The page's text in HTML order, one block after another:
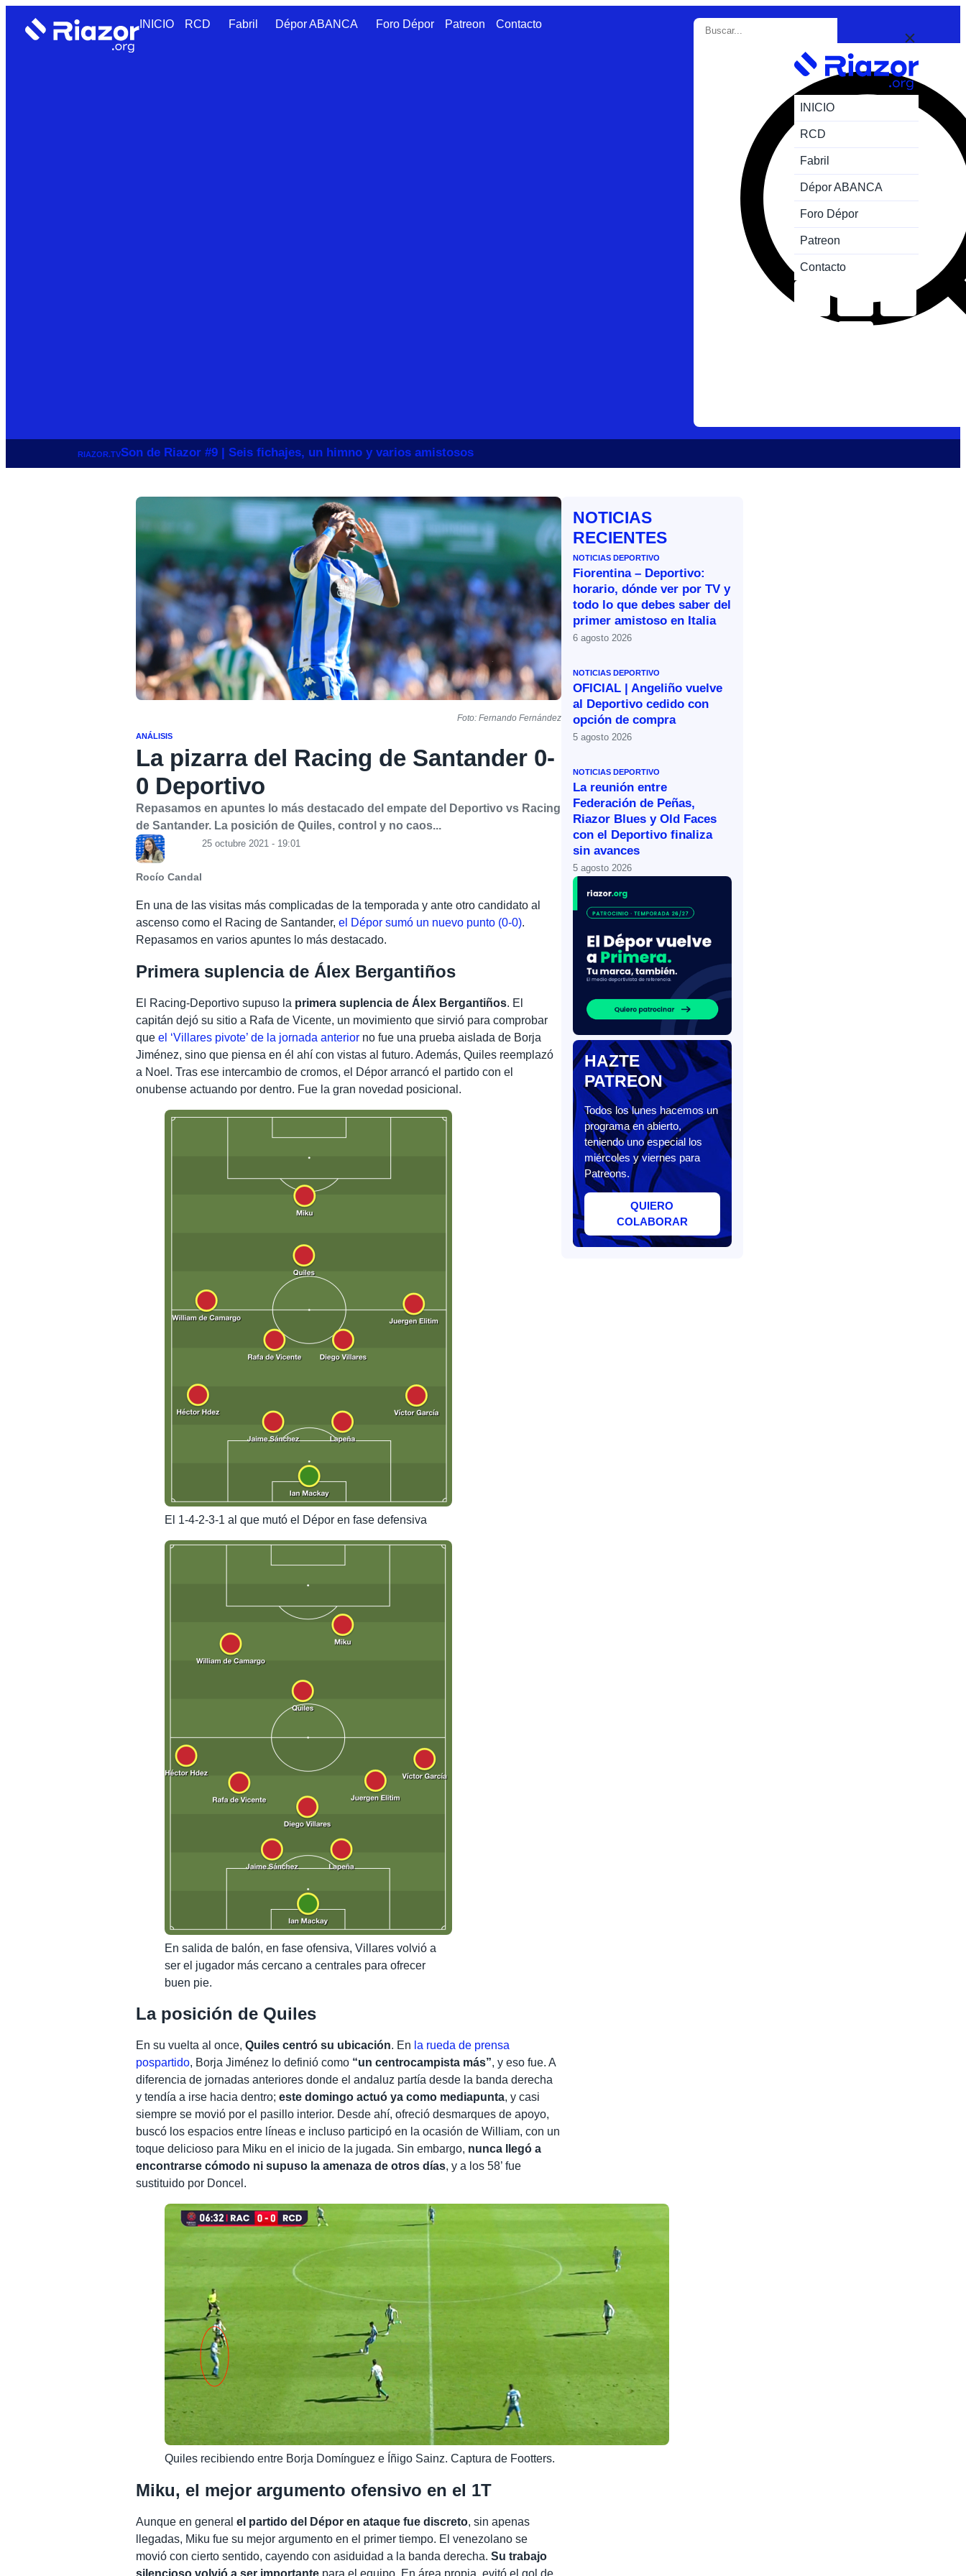
INICIO RCD Fabril Dépor ABANCA Foro Dépor Patreon Contacto
INICIO
RCD
Fabril
Dépor ABANCA
Foro Dépor
Patreon
Contacto
RIAZOR.TVSon de Riazor #9 | Seis fichajes, un himno y varios amistosos
Foto: Fernando Fernández
ANÁLISIS
La pizarra del Racing de Santander 0-
0 Deportivo
Repasamos en apuntes lo más destacado del empate del Deportivo vs Racing
de Santander. La posición de Quiles, control y no caos...
Rocío Candal
25 octubre 2021 - 19:01
En una de las visitas más complicadas de la temporada y ante otro candidato al
ascenso como el Racing de Santander,el Dépor sumó un nuevo punto (0-0).
Repasamos en varios apuntes lo más destacado.
Primera suplencia de Álex Bergantiños
El Racing-Deportivo supuso la primera suplencia de Álex Bergantiños. El
capitán dejó su sitio a Rafa de Vicente, un movimiento que sirvió para comprobar
queel ‘Villares pivote’ de la jornada anterior no fue una prueba aislada de Borja
Jiménez, sino que piensa en él ahí con vistas al futuro. Además, Quiles reemplazó
a Noel. Tras ese intercambio de cromos, el Dépor arrancó el partido con el
onubense actuando por dentro. Fue la gran novedad posicional.
El 1-4-2-3-1 al que mutó el Dépor en fase defensiva
En salida de balón, en fase ofensiva, Villares volvió a
ser el jugador más cercano a centrales para ofrecer
buen pie.
La posición de Quiles
En su vuelta al once,Quiles centró su ubicación. En la rueda de prensa
pospartido, Borja Jiménez lo definió como “un centrocampista más”, y eso fue. A
diferencia de jornadas anteriores donde el andaluz partía desde la banda derecha
y tendía a irse hacia dentro;este domingo actuó ya como mediapunta, y casi
siempre se movió por el pasillo interior. Desde ahí, ofreció desmarques de apoyo,
buscó los espacios entre líneas e incluso participó en la ocasión de William, con un
toque delicioso para Miku en el inicio de la jugada. Sin embargo, nunca llegó a
encontrarse cómodo ni supuso la amenaza de otros días, y a los 58’ fue
sustituido por Doncel.
Quiles recibiendo entre Borja Domínguez e Íñigo Sainz. Captura de Footters.
Miku, el mejor argumento ofensivo en el 1T
Aunque en generalel partido del Dépor en ataque fue discreto, sin apenas
llegadas, Miku fue su mejor argumento en el primer tiempo. El venezolano se
movió con cierto sentido, cayendo con asiduidad a la banda derecha.Su trabajo
NOTICIAS
RECIENTES
NOTICIAS DEPORTIVO
Fiorentina – Deportivo:
horario, dónde ver por TV y
todo lo que debes saber del
primer amistoso en Italia
6 agosto 2026
NOTICIAS DEPORTIVO
OFICIAL | Angeliño vuelve
al Deportivo cedido con
opción de compra
5 agosto 2026
NOTICIAS DEPORTIVO
La reunión entre
Federación de Peñas,
Riazor Blues y Old Faces
con el Deportivo finaliza
sin avances
5 agosto 2026
HAZTE
PATREON
Todos los lunes hacemos un
programa en abierto,
teniendo uno especial los
miércoles y viernes para
Patreons.
QUIERO
COLABORAR